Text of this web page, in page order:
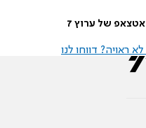
של ערוץ 7
ראויה? דווחו לנו